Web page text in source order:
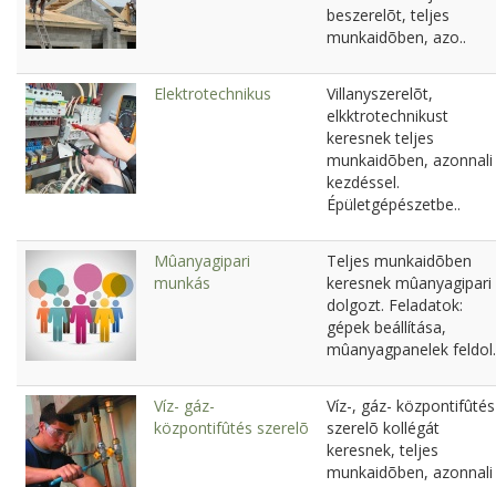
beszerelõt, teljes
munkaidõben, azo..
Elektrotechnikus
Villanyszerelõt,
elkktrotechnikust
keresnek teljes
munkaidõben, azonnali
kezdéssel.
Épületgépészetbe..
Mûanyagipari
munkás
Teljes munkaidõben
keresnek mûanyagipari
dolgozt. Feladatok:
gépek beállítása,
mûanyagpanelek
Víz- gáz-
központifûtés szerelõ
Víz-, gáz- központifûtés
szerelõ kollégát
keresnek, teljes
munkaidõben, azonnali